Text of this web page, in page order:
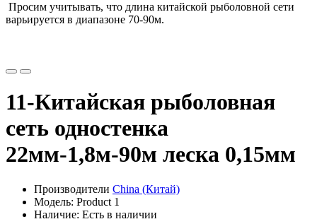
Просим учитывать, что длина китайской рыболовной сети
варьируется в диапазоне 70-90м.
11-Китайская рыболовная
сеть одностенка
22мм-1,8м-90м леска 0,15мм
Производители China (Китай)
Модель: Product 1
Наличие: Есть в наличии